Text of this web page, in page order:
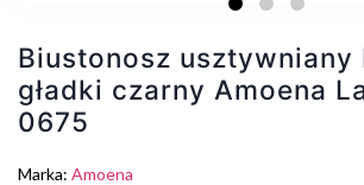
Biustonosz usztywniany
gładki czarny Amoena
0675
Marka: Amoena